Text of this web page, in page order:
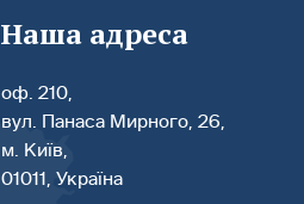
Наша адреса
оф. 210,
вул. Панаса Мирного, 26,
м. Київ,
01011, Україна